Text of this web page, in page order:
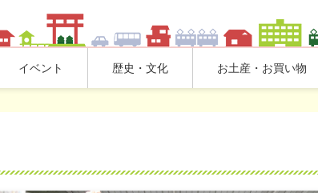
イベント 歴史・文化 お土産・お買い物